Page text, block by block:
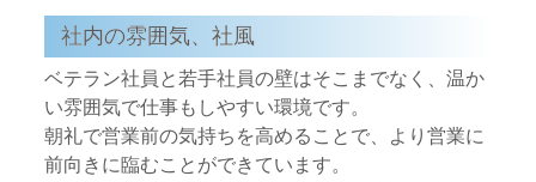
社内の雰囲気、社風
ベテラン社員と若手社員の壁はそこまでなく、温か
い雰囲気で仕事もしやすい環境です。
朝礼で営業前の気持ちを高めることで、より営業に
前向きに臨むことができています。